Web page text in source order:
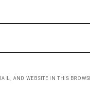
AND WEBSITE IN THIS